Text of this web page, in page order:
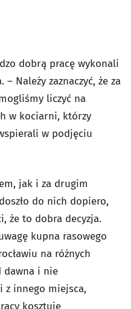
dobrą pracę wykonali
Należy zaznaczyć, że za
liczyć na
w kociarni, którzy
w podjęciu
jak i za drugim
do nich dopiero,
że to dobra decyzja.
kupna rasowego
na różnych
dawna i nie
z innego miejsca,
kosztuje